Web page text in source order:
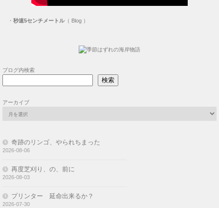
・ 秒速5センチメートル（ Blog ）
ブログ内検索
検索
アーカイブ
奇跡のリンゴ、やられちまった
2026-08-06
再度芝刈り、の、前に
2026-08-03
プリンター 延命出来るか？
2026-07-30